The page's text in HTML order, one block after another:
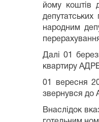
йому коштів
народним
Далі 01
квартиру
01 вересня
звернувся до
Внаслідок